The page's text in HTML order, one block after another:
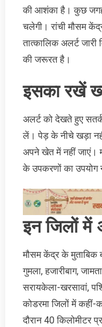
की आशंका है। कुछ
चलेगी। रांची मौसम
तात्‍कालिक अलर्ट
की जरूरत है।
इसका रखें
अलर्ट को देखते हुए
लें। पेड़ के नीचे खड़ा
अपने खेत में नहीं जाएं।
के उपकरणों का उपयोग
इन जिलों में
मौसम केंद्र के मुताबिक
गुमला, हजारीबाग,
सरायकेला-खरसावां,
कोडरमा जिलों में
दौरान 40 किलोमीटर